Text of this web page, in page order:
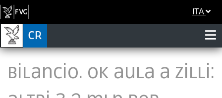
ITA
BILANCIO. OK AULA A ZILLI: